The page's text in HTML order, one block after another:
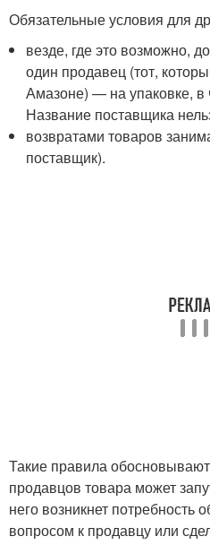
Обязательные условия для
везде, где это возможно,
один продавец (тот,
Амазоне) — на упаковке, в
Название поставщика
возвратами товаров
поставщик).
Такие правила
продавцов товара может
него возникнет потребность
вопросом к продавцу или